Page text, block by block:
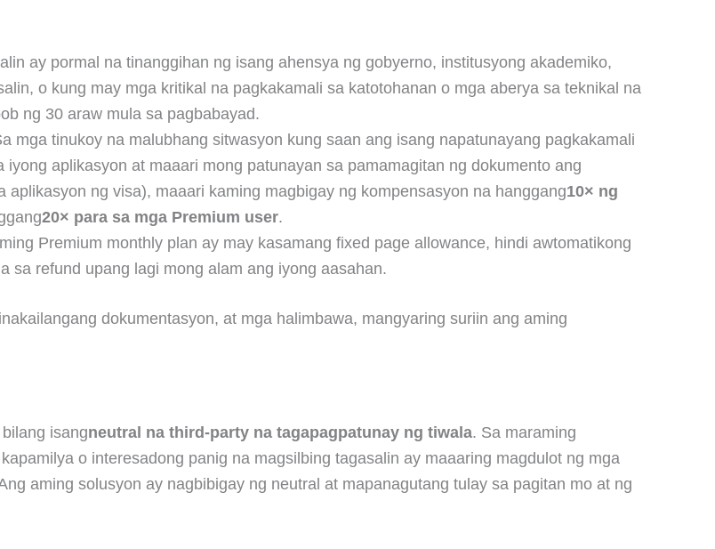
ay pormal na tinanggihan ng isang ahensya ng gobyerno, institusyong akademiko,
o kung may mga kritikal na pagkakamali sa katotohanan o mga aberya sa teknikal na
ng 30 araw mula sa pagbabayad.
mga tinukoy na malubhang sitwasyon kung saan ang isang napatunayang pagkakamali
aplikasyon at maaari mong patunayan sa pamamagitan ng dokumento ang
ng visa), maaari kaming magbigay ng kompensasyon na hanggang10× ng
20× para sa mga Premium user.
Premium monthly plan ay may kasamang fixed page allowance, hindi awtomatikong
sa refund upang lagi mong alam ang iyong aasahan.
dokumentasyon, at mga halimbawa, mangyaring suriin ang aming
isangneutral na third-party na tagapagpatunay ng tiwala. Sa maraming
o interesadong panig na magsilbing tagasalin ay maaaring magdulot ng mga
aming solusyon ay nagbibigay ng neutral at mapanagutang tulay sa pagitan mo at ng